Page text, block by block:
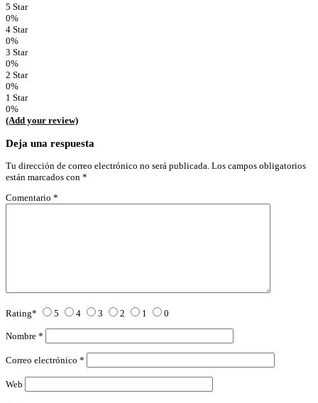
5 Star
0%
4 Star
0%
3 Star
0%
2 Star
0%
1 Star
0%
(Add your review)
Deja una respuesta
Tu dirección de correo electrónico no será publicada. Los campos obligatorios
están marcados con *
Comentario *
Rating* 5 4 3 2 1 0
Nombre *
Correo electrónico *
Web